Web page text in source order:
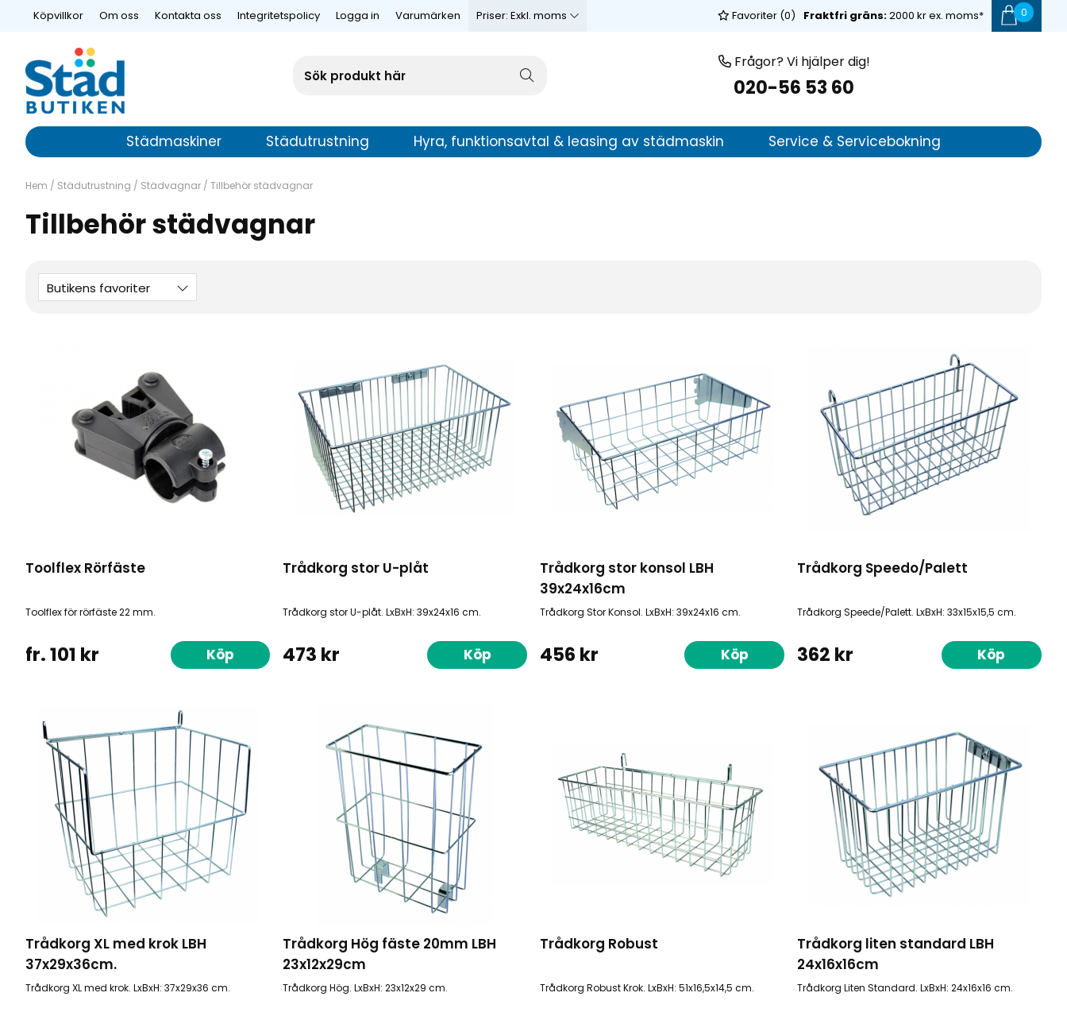
Köpvillkor Om oss Kontakta oss Integritetspolicy Logga in Varumärken Priser: Exkl. moms 0
Fraktfri gräns:2000 kr ex. moms*
Favoriter (0)
Frågor? Vi hjälper dig!
020-56 53 60
Städmaskiner Städutrustning Hyra, funktionsavtal & leasing av städmaskin Service & Servicebokning
Hem / Städutrustning / Städvagnar / Tillbehör städvagnar
Tillbehör städvagnar
Butikens favoriter
Toolflex Rörfäste
Toolflex för rörfäste 22 mm.
fr. 101 kr Köp
Trådkorg stor U-plåt
Trådkorg stor U-plåt. LxBxH: 39x24x16 cm.
473 kr Köp
Trådkorg stor konsol LBH
39x24x16cm
Trådkorg Stor Konsol. LxBxH: 39x24x16 cm.
456 kr Köp
Trådkorg Speedo/Palett
Trådkorg Speede/Palett. LxBxH: 33x15x15,5 cm.
362 kr Köp
Trådkorg XL med krok LBH
37x29x36cm.
Trådkorg XL med krok. LxBxH: 37x29x36 cm.
Trådkorg Hög fäste 20mm LBH
23x12x29cm
Trådkorg Hög. LxBxH: 23x12x29 cm.
Trådkorg Robust
Trådkorg Robust Krok. LxBxH: 51x16,5x14,5 cm.
Trådkorg liten standard LBH
24x16x16cm
Trådkorg Liten Standard. LxBxH: 24x16x16 cm.